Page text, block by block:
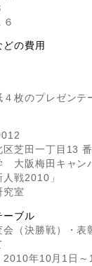
どの費用
４枚のプレゼンテ
区芝田一丁目13
大阪梅田キャン
人戦2010」
究室
ーブル
会（決勝戦）・
2010年10月1日